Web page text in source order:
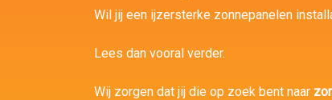
Wil jij een ijzersterke zonnepanelen
Lees dan vooral verder.
Wij zorgen dat jij die op zoek bent naar